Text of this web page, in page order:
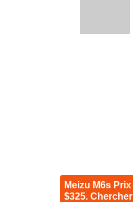
Meizu M6s Prix
$325. Chercher